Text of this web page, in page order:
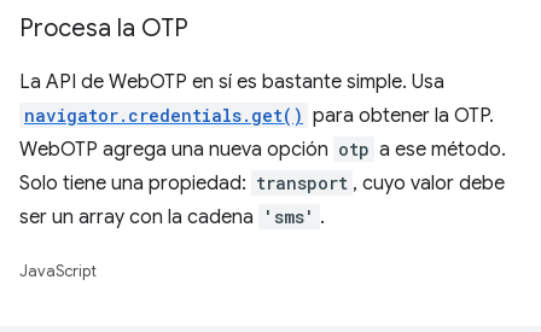
Procesa la OTP
La API de WebOTP en sí es bastante simple. Usa
navigator.credentials.get() para obtener la OTP.
WebOTP agrega una nueva opción otp a ese método.
Solo tiene una propiedad: transport , cuyo valor debe
ser un array con la cadena
'sms' .
JavaScript